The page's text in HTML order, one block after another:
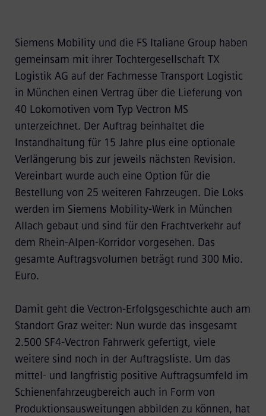
Siemens Mobility und die FS Italiane Group haben
gemeinsam mit ihrer Tochtergesellschaft TX
Logistik AG auf der Fachmesse Transport Logistic
in München einen Vertrag über die Lieferung von
40 Lokomotiven vom Typ Vectron MS
unterzeichnet. Der Auftrag beinhaltet die
Instandhaltung für 15 Jahre plus eine optionale
Verlängerung bis zur jeweils nächsten Revision.
Vereinbart wurde auch eine Option für die
Bestellung von 25 weiteren Fahrzeugen. Die Loks
werden im Siemens Mobility-Werk in München
Allach gebaut und sind für den Frachtverkehr auf
dem Rhein-Alpen-Korridor vorgesehen. Das
gesamte Auftragsvolumen beträgt rund 300 Mio.
Euro.
Damit geht die Vectron-Erfolgsgeschichte auch am
Standort Graz weiter: Nun wurde das insgesamt
2.500 SF4-Vectron Fahrwerk gefertigt, viele
weitere sind noch in der Auftragsliste. Um das
mittel- und langfristig positive Auftragsumfeld im
Schienenfahrzeugbereich auch in Form von
Produktionsausweitungen abbilden zu können, hat